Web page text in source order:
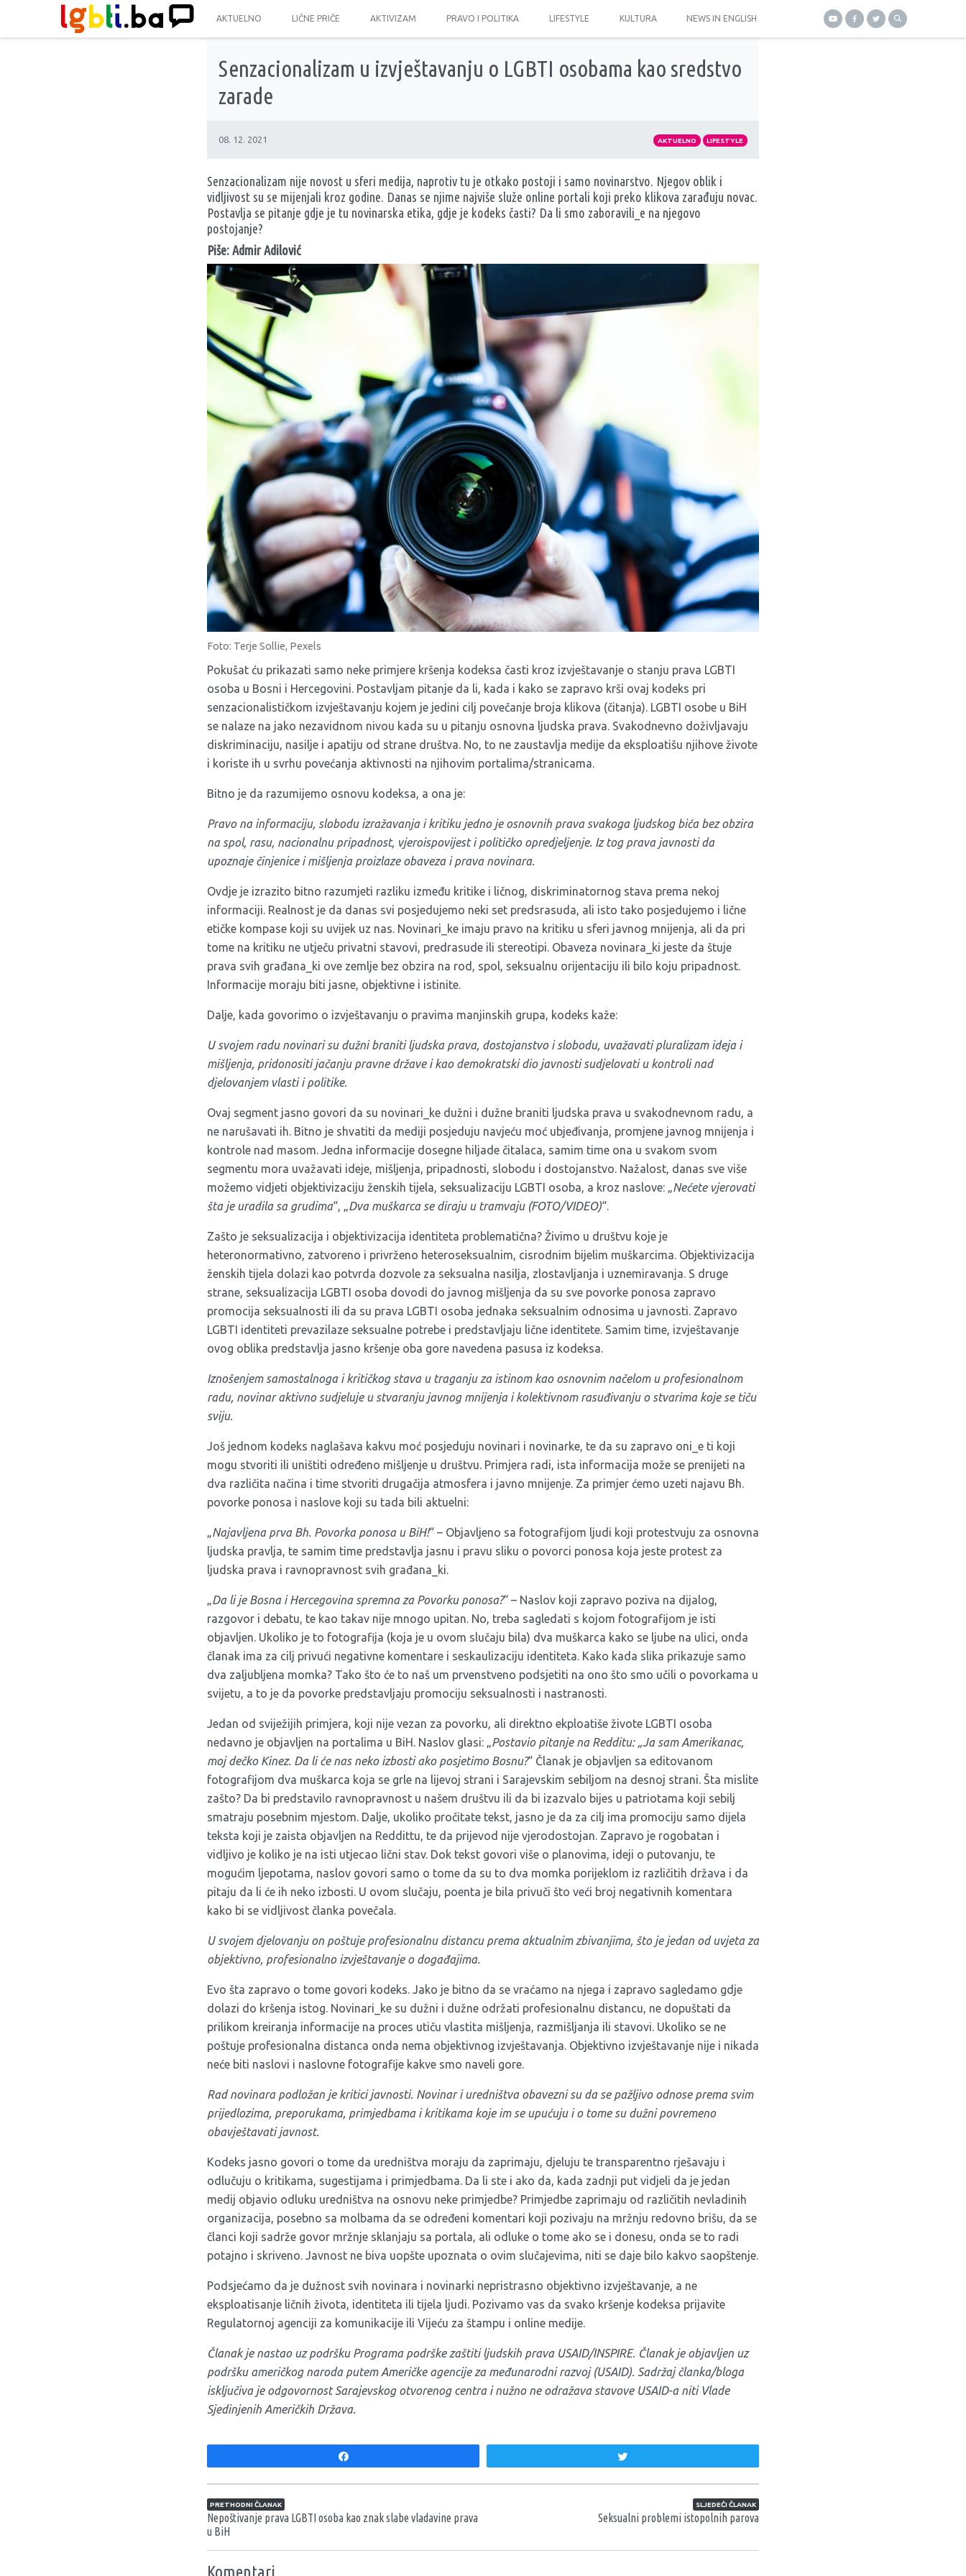
AKTUELNO LIČNE PRIČE AKTIVIZAM PRAVO I POLITIKA LIFESTYLE KULTURA NEWS IN ENGLISH
Senzacionalizam u izvještavanju o LGBTI osobama kao sredstvo
zarade
08. 12. 2021 AKTUELNO LIFESTYLE
Senzacionalizam nije novost u sferi medija, naprotiv tu je otkako postoji i samo novinarstvo. Njegov oblik i
vidljivost su se mijenjali kroz godine. Danas se njime najviše služe online portali koji preko klikova zarađuju novac.
Postavlja se pitanje gdje je tu novinarska etika, gdje je kodeks časti? Da li smo zaboravili_e na njegovo
postojanje?
Piše: Admir Adilović
Foto: Terje Sollie, Pexels
Pokušat ću prikazati samo neke primjere kršenja kodeksa časti kroz izvještavanje o stanju prava LGBTI
osoba u Bosni i Hercegovini. Postavljam pitanje da li, kada i kako se zapravo krši ovaj kodeks pri
senzacionalističkom izvještavanju kojem je jedini cilj povečanje broja klikova (čitanja). LGBTI osobe u BiH
se nalaze na jako nezavidnom nivou kada su u pitanju osnovna ljudska prava. Svakodnevno doživljavaju
diskriminaciju, nasilje i apatiju od strane društva. No, to ne zaustavlja medije da eksploatišu njihove živote
i koriste ih u svrhu povećanja aktivnosti na njihovim portalima/stranicama.
Bitno je da razumijemo osnovu kodeksa, a ona je:
Pravo na informaciju, slobodu izražavanja i kritiku jedno je osnovnih prava svakoga ljudskog bića bez obzira
na spol, rasu, nacionalnu pripadnost, vjeroispovijest i političko opredjeljenje. Iz tog prava javnosti da
upoznaje činjenice i mišljenja proizlaze obaveza i prava novinara.
Ovdje je izrazito bitno razumjeti razliku između kritike i ličnog, diskriminatornog stava prema nekoj
informaciji. Realnost je da danas svi posjedujemo neki set predsrasuda, ali isto tako posjedujemo i lične
etičke kompase koji su uvijek uz nas. Novinari_ke imaju pravo na kritiku u sferi javnog mnijenja, ali da pri
tome na kritiku ne utječu privatni stavovi, predrasude ili stereotipi. Obaveza novinara_ki jeste da štuje
prava svih građana_ki ove zemlje bez obzira na rod, spol, seksualnu orijentaciju ili bilo koju pripadnost.
Informacije moraju biti jasne, objektivne i istinite.
Dalje, kada govorimo o izvještavanju o pravima manjinskih grupa, kodeks kaže:
U svojem radu novinari su dužni braniti ljudska prava, dostojanstvo i slobodu, uvažavati pluralizam ideja i
mišljenja, pridonositi jačanju pravne države i kao demokratski dio javnosti sudjelovati u kontroli nad
djelovanjem vlasti i politike.
Ovaj segment jasno govori da su novinari_ke dužni i dužne braniti ljudska prava u svakodnevnom radu, a
ne narušavati ih. Bitno je shvatiti da mediji posjeduju navjeću moć ubjeđivanja, promjene javnog mnijenja i
kontrole nad masom. Jedna informacije dosegne hiljade čitalaca, samim time ona u svakom svom
segmentu mora uvažavati ideje, mišljenja, pripadnosti, slobodu i dostojanstvo. Nažalost, danas sve više
možemo vidjeti objektivizaciju ženskih tijela, seksualizaciju LGBTI osoba, a kroz naslove: „Nećete vjerovati
šta je uradila sa grudima“, „Dva muškarca se diraju u tramvaju (FOTO/VIDEO)“.
Zašto je seksualizacija i objektivizacija identiteta problematična? Živimo u društvu koje je
heteronormativno, zatvoreno i privrženo heteroseksualnim, cisrodnim bijelim muškarcima. Objektivizacija
ženskih tijela dolazi kao potvrda dozvole za seksualna nasilja, zlostavljanja i uznemiravanja. S druge
strane, seksualizacija LGBTI osoba dovodi do javnog mišljenja da su sve povorke ponosa zapravo
promocija seksualnosti ili da su prava LGBTI osoba jednaka seksualnim odnosima u javnosti. Zapravo
LGBTI identiteti prevazilaze seksualne potrebe i predstavljaju lične identitete. Samim time, izvještavanje
ovog oblika predstavlja jasno kršenje oba gore navedena pasusa iz kodeksa.
Iznošenjem samostalnoga i kritičkog stava u traganju za istinom kao osnovnim načelom u profesionalnom
radu, novinar aktivno sudjeluje u stvaranju javnog mnijenja i kolektivnom rasuđivanju o stvarima koje se tiču
sviju.
Još jednom kodeks naglašava kakvu moć posjeduju novinari i novinarke, te da su zapravo oni_e ti koji
mogu stvoriti ili uništiti određeno mišljenje u društvu. Primjera radi, ista informacija može se prenijeti na
dva različita načina i time stvoriti drugačija atmosfera i javno mnijenje. Za primjer ćemo uzeti najavu Bh.
povorke ponosa i naslove koji su tada bili aktuelni:
„Najavljena prva Bh. Povorka ponosa u BiH!“ – Objavljeno sa fotografijom ljudi koji protestvuju za osnovna
ljudska pravlja, te samim time predstavlja jasnu i pravu sliku o povorci ponosa koja jeste protest za
ljudska prava i ravnopravnost svih građana_ki.
„Da li je Bosna i Hercegovina spremna za Povorku ponosa?“ – Naslov koji zapravo poziva na dijalog,
razgovor i debatu, te kao takav nije mnogo upitan. No, treba sagledati s kojom fotografijom je isti
objavljen. Ukoliko je to fotografija (koja je u ovom slučaju bila) dva muškarca kako se ljube na ulici, onda
članak ima za cilj privući negativne komentare i seskaulizaciju identiteta. Kako kada slika prikazuje samo
dva zaljubljena momka? Tako što će to naš um prvenstveno podsjetiti na ono što smo učili o povorkama u
svijetu, a to je da povorke predstavljaju promociju seksualnosti i nastranosti.
Jedan od sviježijih primjera, koji nije vezan za povorku, ali direktno ekploatiše živote LGBTI osoba
nedavno je objavljen na portalima u BiH. Naslov glasi: „Postavio pitanje na Redditu: „Ja sam Amerikanac,
moj dečko Kinez. Da li će nas neko izbosti ako posjetimo Bosnu?“ Članak je objavljen sa editovanom
fotografijom dva muškarca koja se grle na lijevoj strani i Sarajevskim sebiljom na desnoj strani. Šta mislite
zašto? Da bi predstavilo ravnopravnost u našem društvu ili da bi izazvalo bijes u patriotama koji sebilj
smatraju posebnim mjestom. Dalje, ukoliko pročitate tekst, jasno je da za cilj ima promociju samo dijela
teksta koji je zaista objavljen na Reddittu, te da prijevod nije vjerodostojan. Zapravo je rogobatan i
vidljivo je koliko je na isti utjecao lični stav. Dok tekst govori više o planovima, ideji o putovanju, te
mogućim ljepotama, naslov govori samo o tome da su to dva momka porijeklom iz različitih država i da
pitaju da li će ih neko izbosti. U ovom slučaju, poenta je bila privuči što veći broj negativnih komentara
kako bi se vidljivost članka povečala.
U svojem djelovanju on poštuje profesionalnu distancu prema aktualnim zbivanjima, što je jedan od uvjeta za
objektivno, profesionalno izvještavanje o događajima.
Evo šta zapravo o tome govori kodeks. Jako je bitno da se vraćamo na njega i zapravo sagledamo gdje
dolazi do kršenja istog. Novinari_ke su dužni i dužne održati profesionalnu distancu, ne dopuštati da
prilikom kreiranja informacije na proces utiču vlastita mišljenja, razmišljanja ili stavovi. Ukoliko se ne
poštuje profesionalna distanca onda nema objektivnog izvještavanja. Objektivno izvještavanje nije i nikada
neće biti naslovi i naslovne fotografije kakve smo naveli gore.
Rad novinara podložan je kritici javnosti. Novinar i uredništva obavezni su da se pažljivo odnose prema svim
prijedlozima, preporukama, primjedbama i kritikama koje im se upućuju i o tome su dužni povremeno
obavještavati javnost.
Kodeks jasno govori o tome da uredništva moraju da zaprimaju, djeluju te transparentno rješavaju i
odlučuju o kritikama, sugestijama i primjedbama. Da li ste i ako da, kada zadnji put vidjeli da je jedan
medij objavio odluku uredništva na osnovu neke primjedbe? Primjedbe zaprimaju od različitih nevladinih
organizacija, posebno sa molbama da se određeni komentari koji pozivaju na mržnju redovno brišu, da se
članci koji sadrže govor mržnje sklanjaju sa portala, ali odluke o tome ako se i donesu, onda se to radi
potajno i skriveno. Javnost ne biva uopšte upoznata o ovim slučajevima, niti se daje bilo kakvo saopštenje.
Podsjećamo da je dužnost svih novinara i novinarki nepristrasno objektivno izvještavanje, a ne
eksploatisanje ličnih života, identiteta ili tijela ljudi. Pozivamo vas da svako kršenje kodeksa prijavite
Regulatornoj agenciji za komunikacije ili Vijeću za štampu i online medije.
Članak je nastao uz podršku Programa podrške zaštiti ljudskih prava USAID/INSPIRE. Članak je objavljen uz
podršku američkog naroda putem Američke agencije za međunarodni razvoj (USAID). Sadržaj članka/bloga
isključiva je odgovornost Sarajevskog otvorenog centra i nužno ne odražava stavove USAID-a niti Vlade
Sjedinjenih Američkih Država.
Navigacija članaka
PRETHODNI ČLANAK
Nepoštivanje prava LGBTI osoba kao znak slabe vladavine prava
u BiH
SLJEDEĆI ČLANAK
Seksualni problemi istopolnih parova
Komentari